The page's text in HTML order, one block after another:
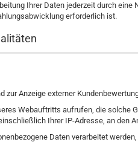
Ihrer Daten jederzeit durch
erforderlich ist.
zur Anzeige externer
Webauftritts aufrufen, die solche
Ihrer IP-Adresse, an den
Daten verarbeitet